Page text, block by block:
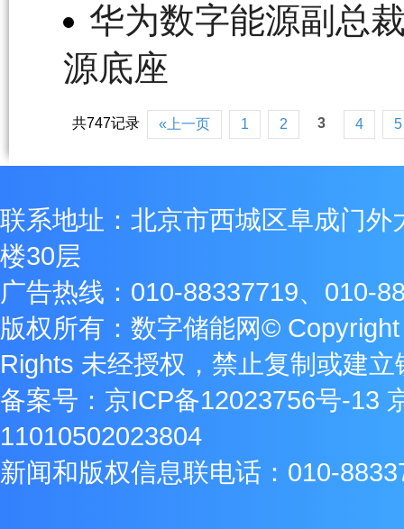
华为数字能源副总
源底座
共747记录 «上一页 1 2 3 4 5
联系地址：北京市西城区阜成门外
楼30层
广告热线：010-88337719、010-
版权所有：数字储能网©
Rights 未经授权，禁止复制或建立
备案号： 京ICP备12023756号-13
11010502023804
新闻和版权信息联电话：010-